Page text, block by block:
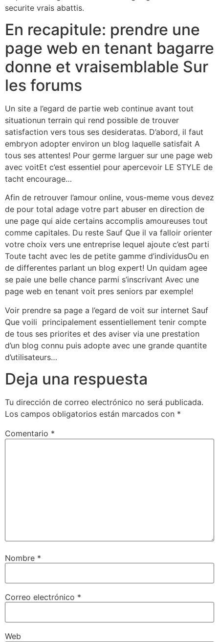
securite vrais abattis.
En recapitule: prendre une
page web en tenant bagarre
donne et vraisemblable Sur
les forums
Un site a l’egard de partie web continue avant tout
situationun terrain qui rend possible de trouver
satisfaction vers tous ses desideratas. D’abord, il faut
embryon adopter environ un blog laquelle satisfait A
tous ses attentes! Pour germe larguer sur une page web
avec voitEt c’est essentiel pour apercevoir LE STYLE de
tacht encourage…
Afin de retrouver l’amour online, vous-meme vous devez
de pour total adage votre part abuser en direction de
une page qui aide certains accomplis amoureuses tout
comme capitales. Du reste Sauf Que il va falloir orienter
votre choix vers une entreprise lequel ajoute c’est parti
Toute tacht avec les de petite gamme d’individusOu en
de differentes parlant un blog expert! Un quidam agee
se paie une belle chance parmi s’inscrivant Avec une
page web en tenant voit pres seniors par exemple!
Voir prendre sa page a l’egard de voit sur internet Sauf
Que voili principalement essentiellement tenir compte
de tous ses priorites et des aviser via une prestation
d’un blog connu puis adopte avec une grande quantite
d’utilisateurs…
Deja una respuesta
Tu dirección de correo electrónico no será publicada.
Los campos obligatorios están marcados con *
Comentario *
Nombre *
Correo electrónico *
Web